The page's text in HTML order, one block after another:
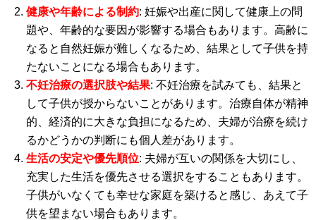
健康や年齢による制約: 妊娠や出産に関して健康上の問
題や、年齢的な要因が影響する場合もあります。高齢に
なると自然妊娠が難しくなるため、結果として子供を持
たないことになる場合もあります。
不妊治療の選択肢や結果: 不妊治療を試みても、結果と
して子供が授からないことがあります。治療自体が精神
的、経済的に大きな負担になるため、夫婦が治療を続け
るかどうかの判断にも個人差があります。
生活の安定や優先順位: 夫婦が互いの関係を大切にし、
充実した生活を優先させる選択をすることもあります。
子供がいなくても幸せな家庭を築けると感じ、あえて子
供を望まない場合もあります。